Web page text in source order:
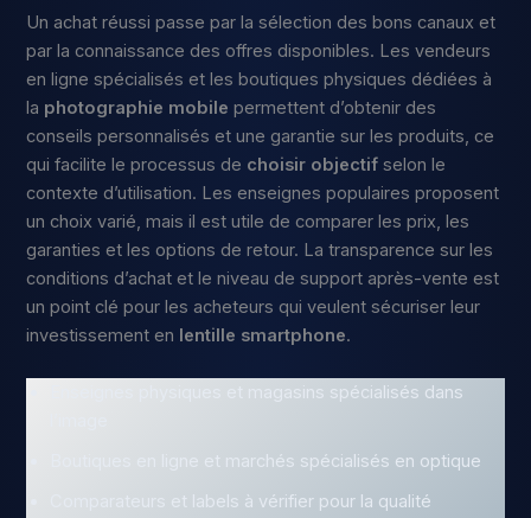
Un achat réussi passe par la sélection des bons canaux et
par la connaissance des offres disponibles. Les vendeurs
en ligne spécialisés et les boutiques physiques dédiées à
la photographie mobile permettent d’obtenir des
conseils personnalisés et une garantie sur les produits, ce
qui facilite le processus de choisir objectif selon le
contexte d’utilisation. Les enseignes populaires proposent
un choix varié, mais il est utile de comparer les prix, les
garanties et les options de retour. La transparence sur les
conditions d’achat et le niveau de support après-vente est
un point clé pour les acheteurs qui veulent sécuriser leur
investissement en lentille smartphone.
Enseignes physiques et magasins spécialisés dans
Boutiques en ligne et marchés spécialisés en optique
Comparateurs et labels à vérifier pour la qualité